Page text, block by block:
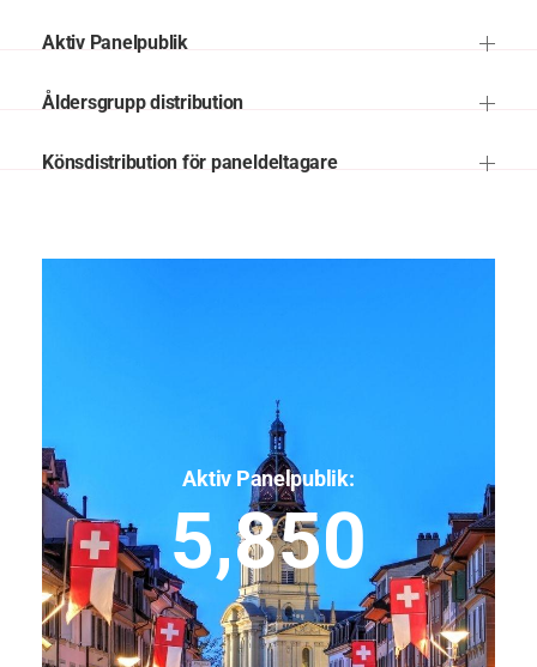
Aktiv Panelpublik
Åldersgrupp distribution
Könsdistribution för paneldeltagare
Aktiv Panelpublik:
5,850